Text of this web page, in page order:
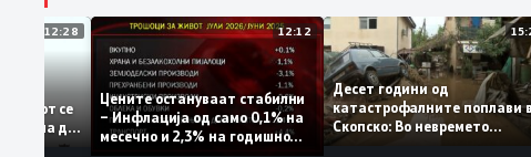
12:28
–
се
која нема да
12:12
Цените остануваат стабилни
– Инфлација од само 0,1% на
месечно и 2,3% на годишно
Десет години од
катастрофалните
Скопско: Во невремето